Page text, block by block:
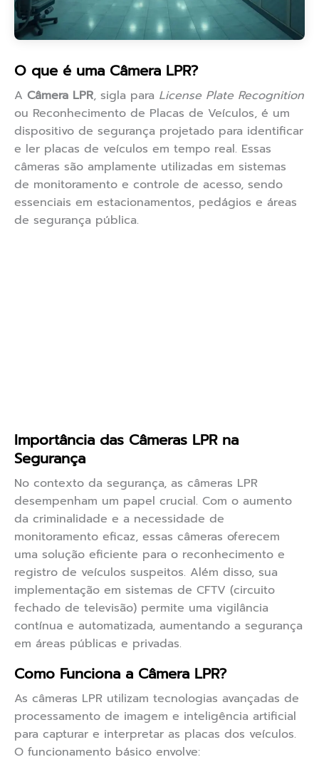
O que é uma Câmera LPR?
A Câmera LPR, sigla para License Plate Recognition
ou Reconhecimento de Placas de Veículos, é um
dispositivo de segurança projetado para identificar
e ler placas de veículos em tempo real. Essas
câmeras são amplamente utilizadas em sistemas
de monitoramento e controle de acesso, sendo
essenciais em estacionamentos, pedágios e áreas
de segurança pública.
Importância das Câmeras LPR na
Segurança
No contexto da segurança, as câmeras LPR
desempenham um papel crucial. Com o aumento
da criminalidade e a necessidade de
monitoramento eficaz, essas câmeras oferecem
uma solução eficiente para o reconhecimento e
registro de veículos suspeitos. Além disso, sua
implementação em sistemas de CFTV (circuito
fechado de televisão) permite uma vigilância
contínua e automatizada, aumentando a segurança
em áreas públicas e privadas.
Como Funciona a Câmera LPR?
As câmeras LPR utilizam tecnologias avançadas de
processamento de imagem e inteligência artificial
para capturar e interpretar as placas dos veículos.
O funcionamento básico envolve: